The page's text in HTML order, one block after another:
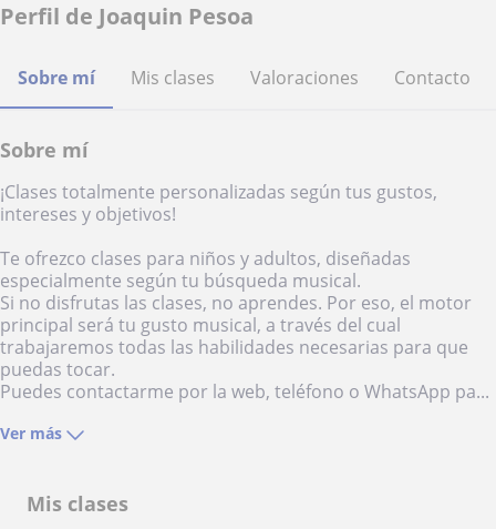
Perfil de Joaquin Pesoa
Sobre mí Mis clases Valoraciones Contacto
Sobre mí
¡Clases totalmente personalizadas según tus gustos,
intereses y objetivos!
Te ofrezco clases para niños y adultos, diseñadas
especialmente según tu búsqueda musical.
Si no disfrutas las clases, no aprendes. Por eso, el motor
principal será tu gusto musical, a través del cual
trabajaremos todas las habilidades necesarias para que
puedas tocar.
Puedes contactarme por la web, teléfono o WhatsApp pa...
Ver más
Mis clases